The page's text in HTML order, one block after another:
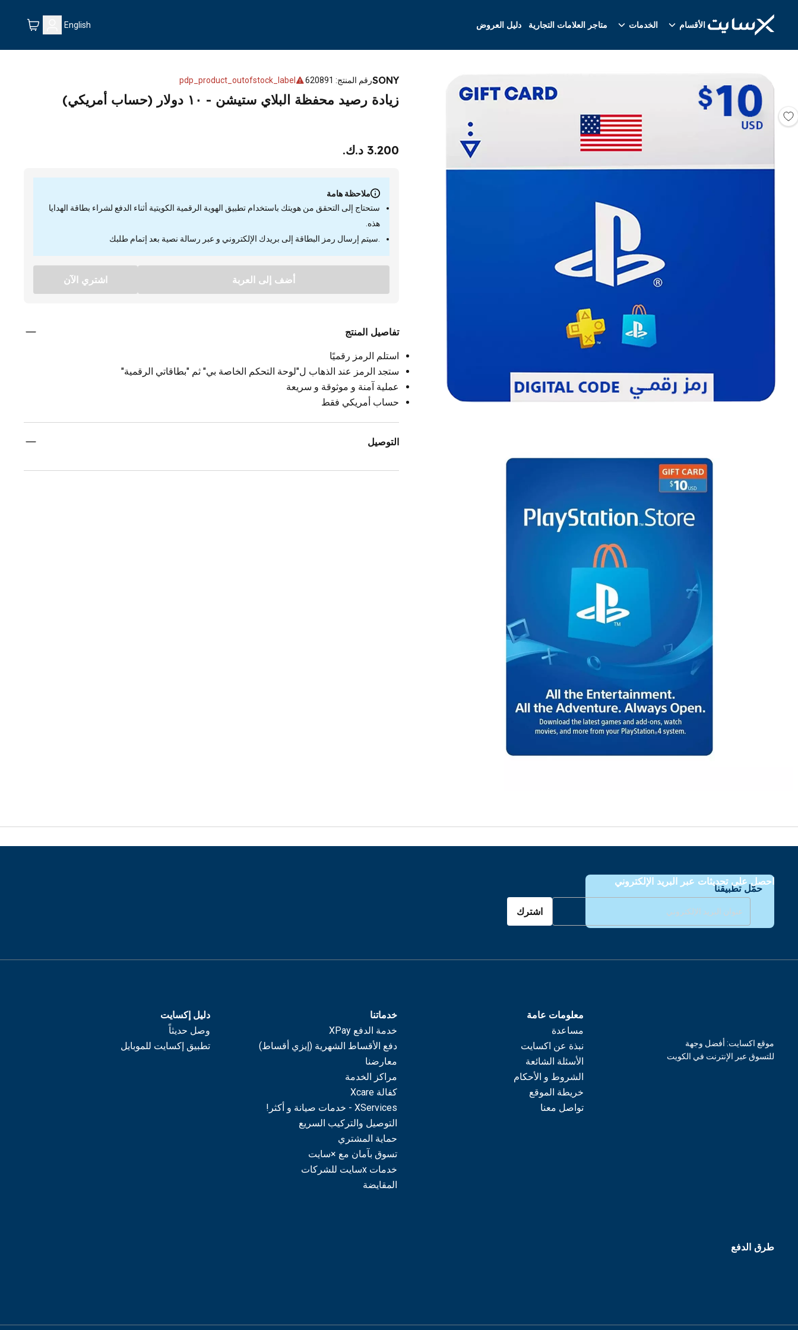
الأقسام الخدمات متاجر العلامات التجارية دليل العروض English
SONYرقم المنتج:
620891
pdp_product_outofstock_label
زيادة رصيد محفظة البلاي ستيشن - ١٠ دولار (حساب أمريكي)
3.200 د.ك.
ملاحظة هامة
ستحتاج إلى التحقق من هويتك باستخدام تطبيق الهوية الرقمية الكويتية أثناء الدفع لشراء بطاقة الهدايا
هذه.
.سيتم إرسال رمز البطاقة إلى بريدك الإلكتروني و عبر رسالة نصية بعد إتمام طلبك
أضف إلى العربة اشتري الآن
تفاصيل المنتج
استلم الرمز رقميًا
ستجد الرمز عند الذهاب ل"لوحة التحكم الخاصة بي" ثم "بطاقاتي الرقمية"
عملية آمنة و موثوقة و سريعة
حساب أمريكي فقط
التوصيل
حمّل تطبيقنا
احصل على تحديثات عبر البريد الإلكتروني
اشترك
معلومات عامة
مساعدة
نبذة عن اكسايت
الأسئلة الشائعة
الشروط و الأحكام
خريطة الموقع
تواصل معنا
خدماتنا
خدمة الدفع XPay
دفع الأقساط الشهرية (إيزي أقساط)
معارضنا
مراكز الخدمة
كفالة Xcare
XServices - خدمات صيانة و أكثر!
التوصيل والتركيب السريع
حماية المشتري
تسوق بآمان مع ×سايت
خدمات xسايت للشركات
المقايضة
دليل إكسايت
وصل حديثاً
تطبيق إكسايت للموبايل
موقع اكسايت: أفضل وجهة
للتسوق عبر الإنترنت في الكويت
طرق الدفع